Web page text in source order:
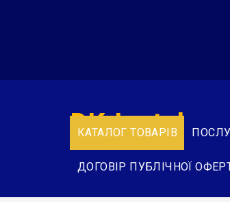
КАТАЛОГ ТОВАРІВ
ДОГОВІР ПУБЛІЧНОЇ
DK-Instal